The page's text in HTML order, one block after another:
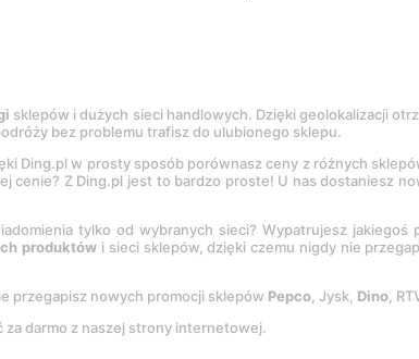
sklepów i dużych sieci handlowych. Dzięki geolokalizacji
bez problemu trafisz do ulubionego sklepu.
Ding.pl w prosty sposób porównasz ceny z różnych
cenie? Z Ding.pl jest to bardzo proste! U nas dostaniesz
tylko od wybranych sieci? Wypatrujesz jakiegoś
produktów i sieci sklepów, dzięki czemu nigdy nie
przegapisz nowych promocji sklepów Pepco, Jysk, Dino,
za darmo z naszej strony internetowej.